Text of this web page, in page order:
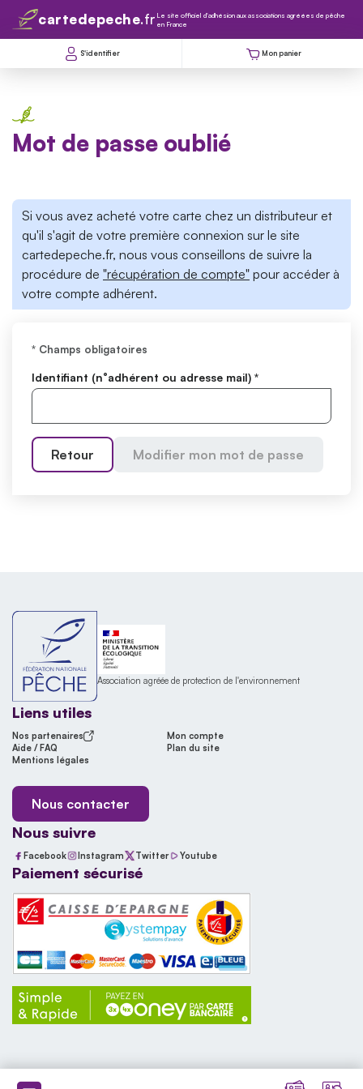
cartedepeche.fr Le site officiel d'adhésion aux associations agréées de pêche
en France
S'identifier Mon panier
Mot de passe oublié
Si vous avez acheté votre carte chez un distributeur et
qu'il s'agit de votre première connexion sur le site
cartedepeche.fr, nous vous conseillons de suivre la
procédure de "récupération de compte" pour accéder à
votre compte adhérent.
* Champs obligatoires
Identifiant (n°adhérent ou adresse mail) *
Retour Modifier mon mot de passe
Association agréée de protection de l'environnement
Liens utiles
Nos partenaires
Mon compte
Aide / FAQ
Plan du site
Mentions légales
Nous contacter
Nous suivre
Facebook Instagram Twitter Youtube
Paiement sécurisé